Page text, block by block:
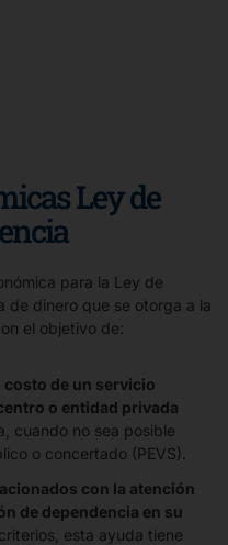
Ley de
para la Ley de
de dinero que se otorga a la
el objetivo de:
de un servicio
o entidad privada
cuando no sea posible
o concertado (PEVS).
con la atención
de dependencia en su
esta ayuda tiene